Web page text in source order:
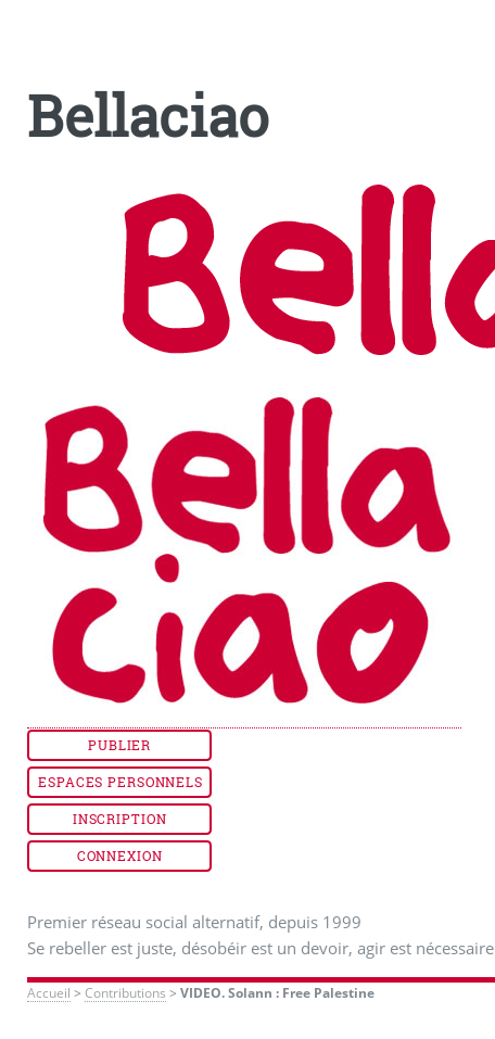
Bellaciao
PUBLIER
ESPACES PERSONNELS
INSCRIPTION
CONNEXION
Premier réseau social alternatif, depuis 1999
Se rebeller est juste, désobéir est un devoir, agir est nécessaire
Accueil >Contributions >VIDEO. Solann : Free Palestine